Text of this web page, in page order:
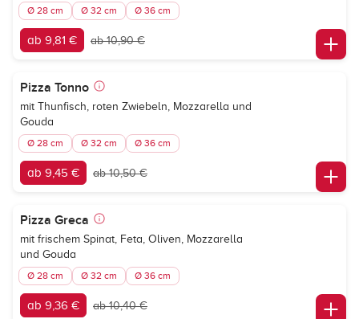
Ø 28 cm Ø 32 cm Ø 36 cm
ab 9,81 € ab 10,90 €
Pizza Tonno
mit Thunfisch, roten Zwiebeln, Mozzarella und
Gouda
Ø 28 cm Ø 32 cm Ø 36 cm
ab 9,45 € ab 10,50 €
Pizza Greca
mit frischem Spinat, Feta, Oliven, Mozzarella
und Gouda
Ø 28 cm Ø 32 cm Ø 36 cm
ab 9,36 € ab 10,40 €